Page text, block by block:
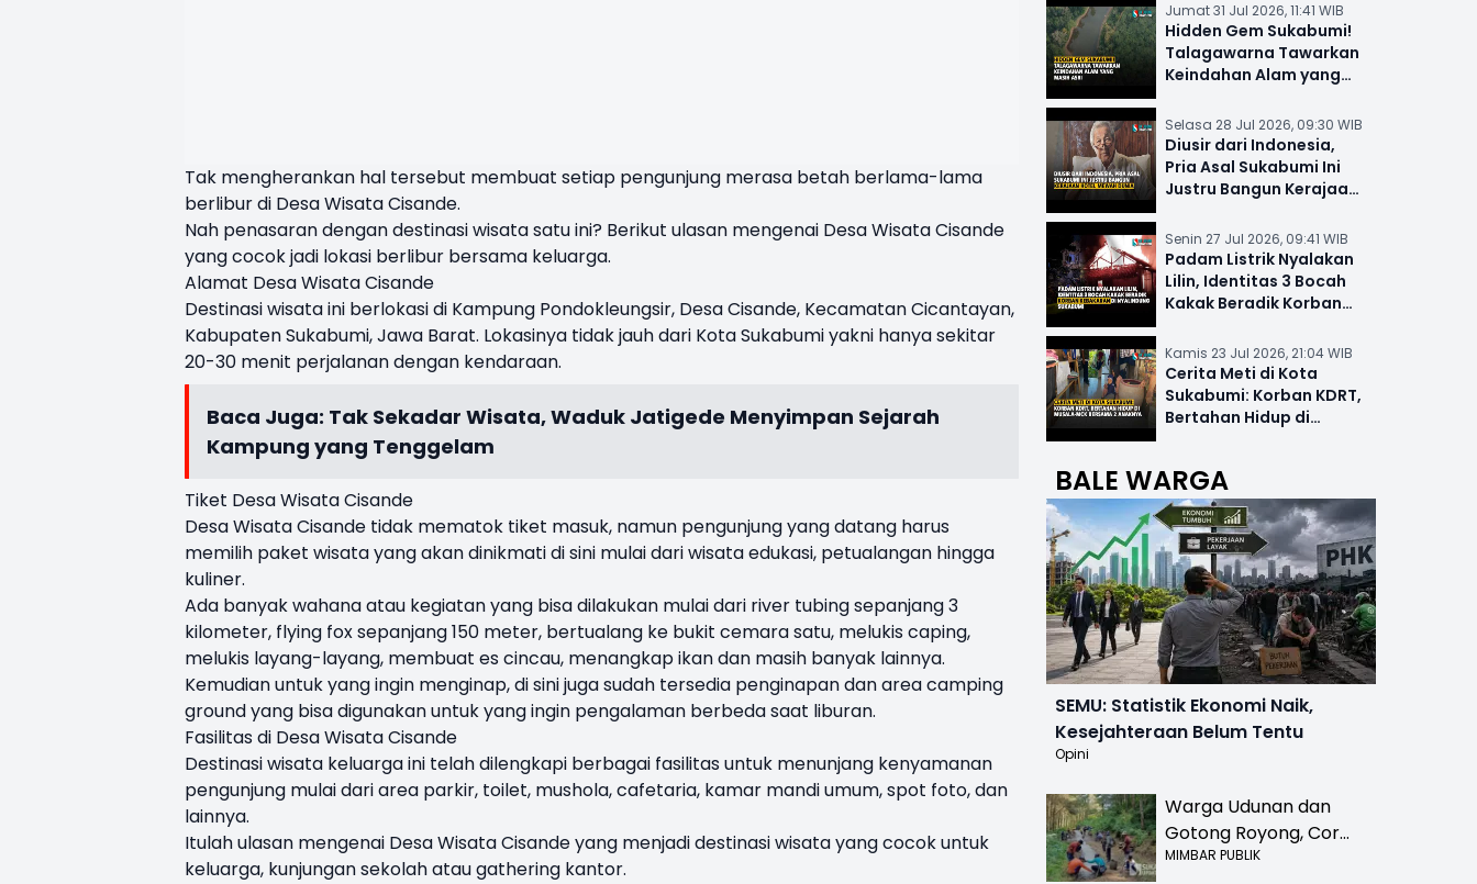
Tak mengherankan hal tersebut membuat setiap pengunjung merasa betah berlama-lama
berlibur di Desa Wisata Cisande.
Nah penasaran dengan destinasi wisata satu ini? Berikut ulasan mengenai Desa Wisata Cisande
yang cocok jadi lokasi berlibur bersama keluarga.
Alamat Desa Wisata Cisande
Destinasi wisata ini berlokasi di Kampung Pondokleungsir, Desa Cisande, Kecamatan Cicantayan,
Kabupaten Sukabumi, Jawa Barat. Lokasinya tidak jauh dari Kota Sukabumi yakni hanya sekitar
20-30 menit perjalanan dengan kendaraan.
Baca Juga: Tak Sekadar Wisata, Waduk Jatigede Menyimpan Sejarah
Kampung yang Tenggelam
Tiket Desa Wisata Cisande
Desa Wisata Cisande tidak mematok tiket masuk, namun pengunjung yang datang harus
memilih paket wisata yang akan dinikmati di sini mulai dari wisata edukasi, petualangan hingga
kuliner.
Ada banyak wahana atau kegiatan yang bisa dilakukan mulai dari river tubing sepanjang 3
kilometer, flying fox sepanjang 150 meter, bertualang ke bukit cemara satu, melukis caping,
melukis layang-layang, membuat es cincau, menangkap ikan dan masih banyak lainnya.
Kemudian untuk yang ingin menginap, di sini juga sudah tersedia penginapan dan area camping
ground yang bisa digunakan untuk yang ingin pengalaman berbeda saat liburan.
Fasilitas di Desa Wisata Cisande
Destinasi wisata keluarga ini telah dilengkapi berbagai fasilitas untuk menunjang kenyamanan
pengunjung mulai dari area parkir, toilet, mushola, cafetaria, kamar mandi umum, spot foto, dan
lainnya.
Itulah ulasan mengenai Desa Wisata Cisande yang menjadi destinasi wisata yang cocok untuk
keluarga, kunjungan sekolah atau gathering kantor.
Jumat 31 Jul 2026, 11:41 WIB
Hidden Gem Sukabumi!
Talagawarna Tawarkan
Keindahan Alam yang
Selasa 28 Jul 2026, 09:30 WIB
Diusir dari Indonesia,
Pria Asal Sukabumi Ini
Justru Bangun Kerajaan
Senin 27 Jul 2026, 09:41 WIB
Padam Listrik Nyalakan
Lilin, Identitas 3 Bocah
Kakak Beradik Korban
Kamis 23 Jul 2026, 21:04 WIB
Cerita Meti di Kota
Sukabumi: Korban KDRT,
Bertahan Hidup di
BALE WARGA
SEMU: Statistik Ekonomi Naik,
Kesejahteraan Belum Tentu
Opini
Warga Udunan dan
Gotong Royong, Cor
Jalan Hancur di
MIMBAR PUBLIK